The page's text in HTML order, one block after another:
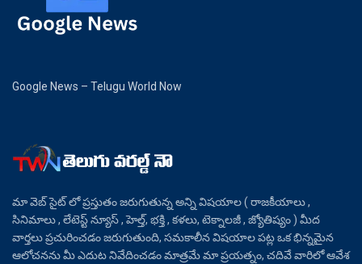
Google News – Telugu World Now
మా వెబ్ సైట్ లో ప్రస్తుతం జరుగుతున్న అన్ని విషయాల ( రాజకీయాలు ,
సినిమాలు , లేటెస్ట్ న్యూస్ , హెల్త్, భక్తి , కళలు, టెక్నాలజీ , జ్యోతిష్యం ) మీద
వార్తలు ప్రచురించడం జరుగుతుంది, సమకాలీన విషయాల పట్ల ఒక భిన్నమైన
ఆలోచనను మీ ఎదుట నివేదించడం మాత్రమే మా ప్రయత్నం, చదివే వారిలో ఆవేశ